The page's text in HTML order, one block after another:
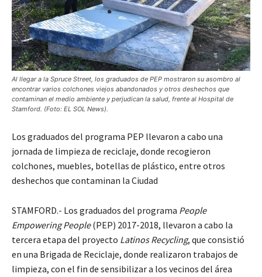
Al llegar a la Spruce Street, los graduados de PEP mostraron su asombro al
encontrar varios colchones viejos abandonados y otros deshechos que
contaminan el medio ambiente y perjudican la salud, frente al Hospital de
Stamford. (Foto: EL SOL News).
Los graduados del programa PEP llevaron a cabo una
jornada de limpieza de reciclaje, donde recogieron
colchones, muebles, botellas de plástico, entre otros
deshechos que contaminan la Ciudad
STAMFORD.- Los graduados del programa People
Empowering People(PEP) 2017-2018, llevaron a cabo la
tercera etapa del proyecto Latinos Recycling, que consistió
en una Brigada de Reciclaje, donde realizaron trabajos de
limpieza, con el fin de sensibilizar a los vecinos del área